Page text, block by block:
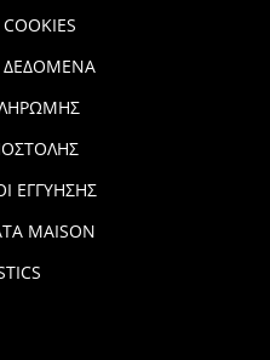
ΔΕΔΟΜΕΝΑ
ΕΓΓΥΗΣΗΣ
MAISON